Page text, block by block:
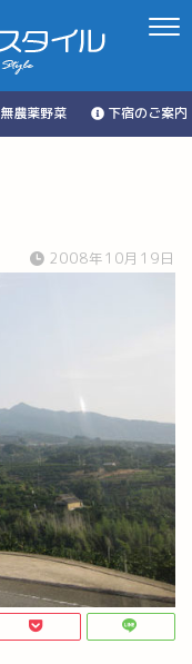
無農薬野菜 下宿のご案内
2008年10月19日